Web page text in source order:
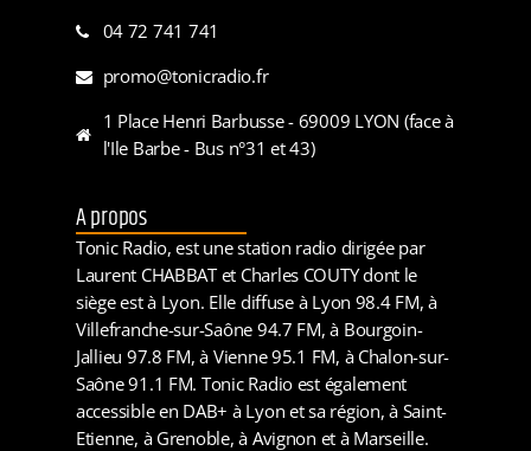
04 72 741 741
promo@tonicradio.fr
1 Place Henri Barbusse - 69009 LYON (face à
l'Ile Barbe - Bus n°31 et 43)
A propos
Tonic Radio, est une station radio dirigée par
Laurent CHABBAT et Charles COUTY dont le
siège est à Lyon. Elle diffuse à Lyon 98.4 FM, à
Villefranche-sur-Saône 94.7 FM, à Bourgoin-
Jallieu 97.8 FM, à Vienne 95.1 FM, à Chalon-sur-
Saône 91.1 FM. Tonic Radio est également
accessible en DAB+ à Lyon et sa région, à Saint-
Etienne, à Grenoble, à Avignon et à Marseille.